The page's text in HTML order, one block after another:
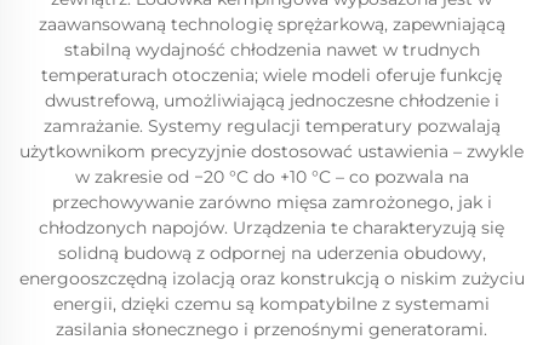
zaawansowaną technologię sprężarkową, zapewniającą
stabilną wydajność chłodzenia nawet w trudnych
temperaturach otoczenia; wiele modeli oferuje funkcję
dwustrefową, umożliwiającą jednoczesne chłodzenie i
zamrażanie. Systemy regulacji temperatury pozwalają
użytkownikom precyzyjnie dostosować ustawienia – zwykle
w zakresie od −20 °C do +10 °C – co pozwala na
przechowywanie zarówno mięsa zamrożonego, jak i
chłodzonych napojów. Urządzenia te charakteryzują się
solidną budową z odpornej na uderzenia obudowy,
energooszczędną izolacją oraz konstrukcją o niskim zużyciu
energii, dzięki czemu są kompatybilne z systemami
zasilania słonecznego i przenośnymi generatorami.